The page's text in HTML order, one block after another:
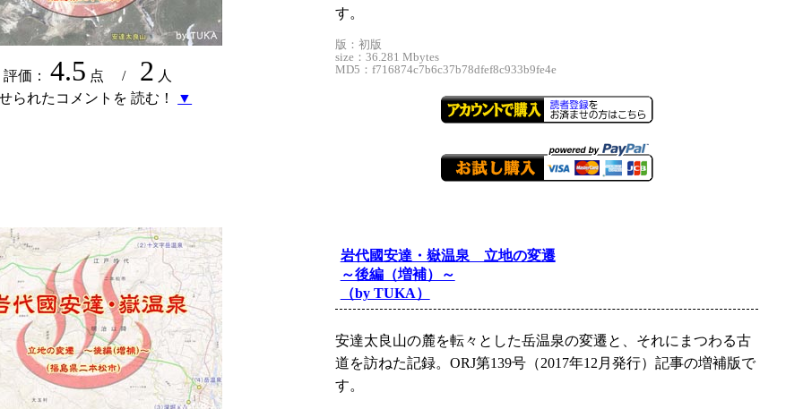
評価：4.5 点 / 2 人
られたコメントを 読む！
▼
す。
版：初版
size：36.281 Mbytes
MD5：f716874c7b6c37b78dfef8c933b9fe4e
岩代國安達・嶽温泉 立地の変遷
～後編（増補）～
（by TUKA）
安達太良山の麓を転々とした岳温泉の変遷と、それにまつわる古
道を訪ねた記録。ORJ第139号（2017年12月発行）記事の増補版で
す。